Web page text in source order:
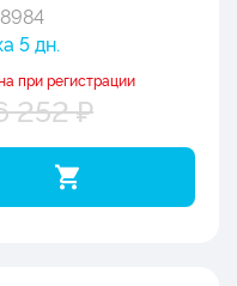
5 дн.
при регистрации
252 ₽